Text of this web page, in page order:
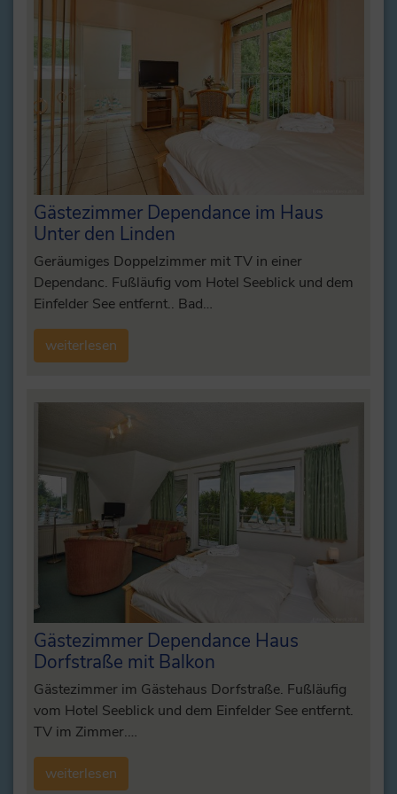
Gästezimmer Dependance im Haus
Unter den Linden
Geräumiges Doppelzimmer mit TV in einer
Dependanc. Fußläufig vom Hotel Seeblick und dem
Einfelder See entfernt.. Bad…
weiterlesen
Gästezimmer Dependance Haus
Dorfstraße mit Balkon
Gästezimmer im Gästehaus Dorfstraße. Fußläufig
vom Hotel Seeblick und dem Einfelder See entfernt.
TV im Zimmer.…
weiterlesen